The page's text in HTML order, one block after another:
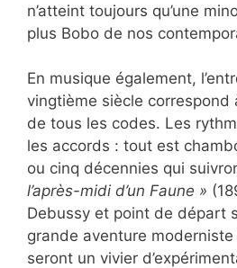
n’atteint toujours qu’une
plus Bobo de nos
En musique également,
vingtième siècle correspond
de tous les codes. Les
les accords : tout est
ou cinq décennies qui
l’après-midi d’un Faune »
Debussy et point de départ
grande aventure moderniste
seront un vivier